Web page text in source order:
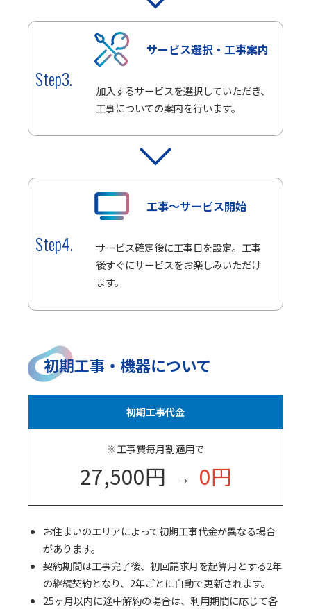
Step3.
サービス選択・工事案内
加入するサービスを選択していただき、
工事についての案内を行います。
Step4.
工事～サービス開始
サービス確定後に工事日を設定。工事
後すぐにサービスをお楽しみいただけ
ます。
初期工事・機器について
初期工事代金
※工事費毎月割適用で
27,500円 → 0円
お住まいのエリアによって初期工事代金が異なる場合
があります。
契約期間は工事完了後、初回請求月を起算月とする2年
の継続契約となり、2年ごとに自動で更新されます。
25ヶ月以内に途中解約の場合は、利用期間に応じて各